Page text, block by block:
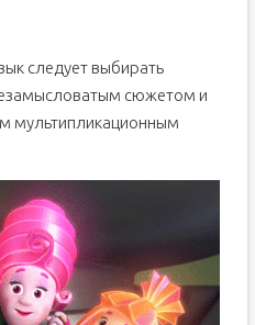
следует выбирать
сюжетом и
мультипликационным